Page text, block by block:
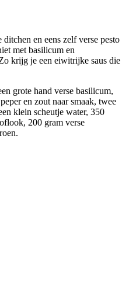
en eens zelf verse pesto
met basilicum en
krijg je een eiwitrijke saus die
grote hand verse basilicum,
en zout naar smaak, twee
klein scheutje water, 350
200 gram verse